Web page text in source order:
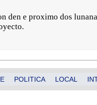
den e proximo dos
POLITICA LOCAL